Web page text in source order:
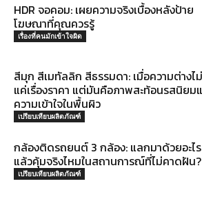
HDR จอคอม: เผยความจริงเบื้องหลังป้าย
โฆษณาที่คุณควรรู้
เรื่องที่คนมักเข้าใจผิด
สีมุก สีเมทัลลิก สีธรรมดา: เมื่อความต่างไ
แค่เรื่องราคา แต่มันคือภาพสะท้อนรสนิยม
ความเข้าใจในพื้นผิว
เปรียบเทียบผลิตภัณฑ์
กล้องติดรถยนต์ 3 กล้อง: แลกมาด้วยอะไร
แล้วคุ้มจริงไหมในสถานการณ์ที่ไม่คาดฝัน?
เปรียบเทียบผลิตภัณฑ์